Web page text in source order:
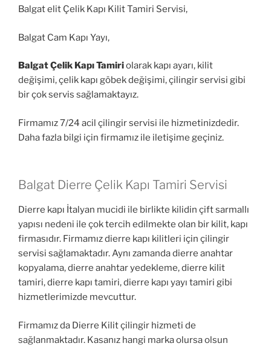
Balgat elit Çelik Kapı Kilit Tamiri Servisi,
Balgat Cam Kapı Yayı,
Balgat Çelik Kapı Tamiriolarak kapı ayarı, kilit
değişimi, çelik kapı göbek değişimi, çilingir servisi gibi
bir çok servis sağlamaktayız.
Firmamız 7/24 acil çilingir servisi ile hizmetinizdedir.
Daha fazla bilgi için firmamız ile iletişime geçiniz.
Balgat Dierre Çelik Kapı Tamiri Servisi
Dierre kapı İtalyan mucidi ile birlikte kilidin çift sarmallı
yapısı nedeni ile çok tercih edilmekte olan bir kilit, kapı
firmasıdır. Firmamız dierre kapı kilitleri için çilingir
servisi sağlamaktadır. Aynı zamanda dierre anahtar
kopyalama, dierre anahtar yedekleme, dierre kilit
tamiri, dierre kapı tamiri, dierre kapı yayı tamiri gibi
hizmetlerimizde mevcuttur.
Firmamız da Dierre Kilit çilingir hizmeti de
sağlanmaktadır. Kasanız hangi marka olursa olsun